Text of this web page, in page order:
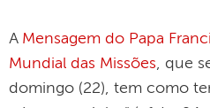
A Mensagem do Papa
Mundial das Missões, que
domingo (22), tem como